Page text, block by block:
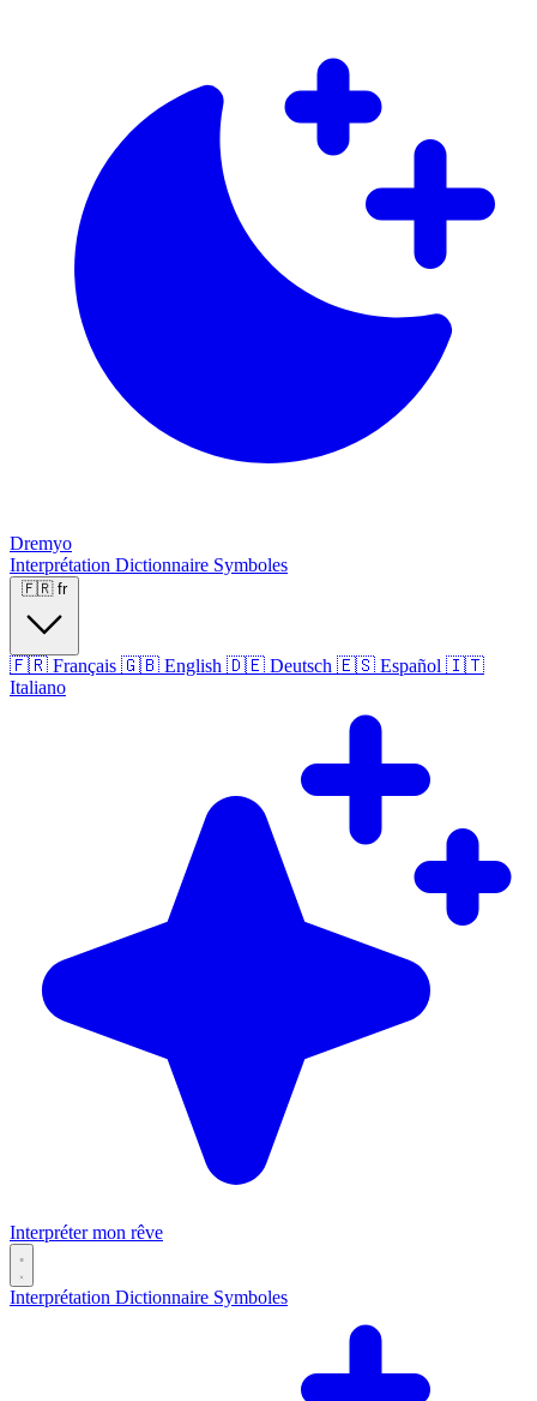
Dremyo
Interprétation Dictionnaire Symboles
🇫🇷 fr
🇫🇷 Français 🇬🇧 English 🇩🇪 Deutsch 🇪🇸 Español 🇮🇹
Italiano
Interpréter mon rêve
Interprétation Dictionnaire Symboles